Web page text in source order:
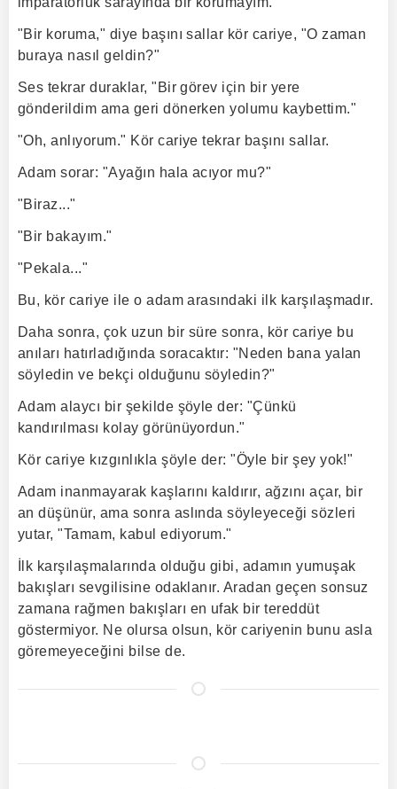
"Bir koruma," diye başını sallar kör cariye, "O zaman
buraya nasıl geldin?"
Ses tekrar duraklar, "Bir görev için bir yere
gönderildim ama geri dönerken yolumu kaybettim."
"Oh, anlıyorum." Kör cariye tekrar başını sallar.
Adam sorar: "Ayağın hala acıyor mu?"
"Biraz..."
"Bir bakayım."
"Pekala..."
Bu, kör cariye ile o adam arasındaki ilk karşılaşmadır.
Daha sonra, çok uzun bir süre sonra, kör cariye bu
anıları hatırladığında soracaktır: "Neden bana yalan
söyledin ve bekçi olduğunu söyledin?"
Adam alaycı bir şekilde şöyle der: "Çünkü
kandırılması kolay görünüyordun."
Kör cariye kızgınlıkla şöyle der: "Öyle bir şey yok!"
Adam inanmayarak kaşlarını kaldırır, ağzını açar, bir
an düşünür, ama sonra aslında söyleyeceği sözleri
yutar, "Tamam, kabul ediyorum."
İlk karşılaşmalarında olduğu gibi, adamın yumuşak
bakışları sevgilisine odaklanır. Aradan geçen sonsuz
zamana rağmen bakışları en ufak bir tereddüt
göstermiyor. Ne olursa olsun, kör cariyenin bunu asla
göremeyeceğini bilse de.